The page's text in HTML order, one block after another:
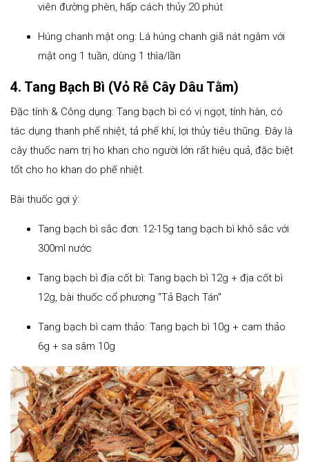
viên đường phèn, hấp cách thủy 20 phút
Húng chanh mật ong: Lá húng chanh giã nát ngâm với
mật ong 1 tuần, dùng 1 thìa/lần
4. Tang Bạch Bì (Vỏ Rễ Cây Dâu Tằm)
Đặc tính & Công dụng: Tang bạch bì có vị ngọt, tính hàn, có
tác dụng thanh phế nhiệt, tả phế khí, lợi thủy tiêu thũng. Đây là
cây thuốc nam trị ho khan cho người lớn rất hiệu quả, đặc biệt
tốt cho ho khan do phế nhiệt.
Bài thuốc gợi ý:
Tang bạch bì sắc đơn: 12-15g tang bạch bì khô sắc với
300ml nước
Tang bạch bì địa cốt bì: Tang bạch bì 12g + địa cốt bì
12g, bài thuốc cổ phương "Tả Bạch Tán"
Tang bạch bì cam thảo: Tang bạch bì 10g + cam thảo
6g + sa sâm 10g